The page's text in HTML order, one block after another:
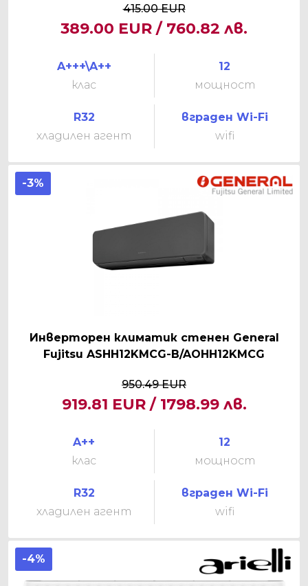
415.00 EUR
389.00 EUR / 760.82 лв.
A+++\A++
клас
12
мощност
R32
хладилен агент
вграден Wi-Fi
wifi
-3%
Инверторен климатик стенен General
Fujitsu ASHH12KMCG-B/AOHH12KMCG
950.49 EUR
919.81 EUR / 1798.99 лв.
A++
клас
12
мощност
R32
хладилен агент
вграден Wi-Fi
wifi
-4%